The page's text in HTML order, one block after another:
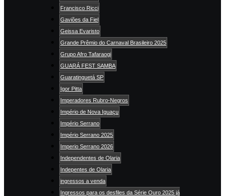
Francisco Ricci
Gaviões da Fiel
Geissa Evaristo
Grande Prêmio do Carnaval Brasileiro 2025
Grupo Afro Tafaraogi
GUARÁ FEST SAMBA
Guaratinguetá SP
Igor Pitta
Imperadores Rubro-Negros
Império de Nova Iguaçu
Império Serrano
Império Serrano 2025
Imperio Serrano 2026
Independentes de Olaria
Indepentes de Olaria
ingressos a venda
Ingressos para os desfiles da Série Ouro 2025 já